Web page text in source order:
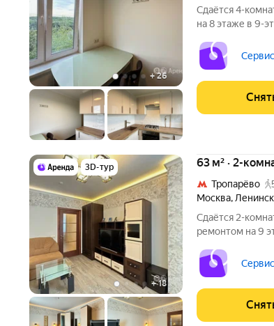
+26
Сдаётся 4-
на 8 этаже в 9-
Кондиционер
3D-тур
+18
63 м² · 2-
Тропарёво
Москва,
Сдаётся 2-
ремонтом на 9
функцией сушки Холодильник Посудомоечная машина
Микроволновка